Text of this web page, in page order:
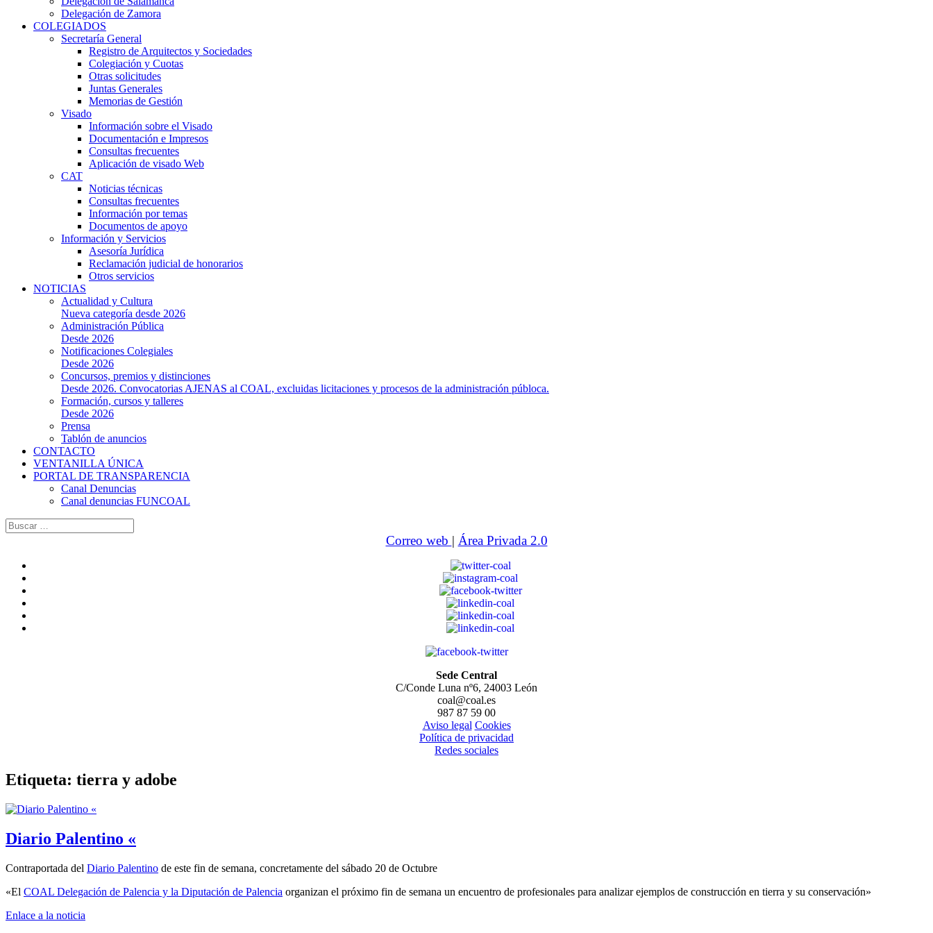
Delegación de Zamora
COLEGIADOS
Secretaría General
Registro de Arquitectos y Sociedades
Colegiación y Cuotas
Otras solicitudes
Juntas Generales
Memorias de Gestión
Visado
Información sobre el Visado
Documentación e Impresos
Consultas frecuentes
Aplicación de visado Web
CAT
Noticias técnicas
Consultas frecuentes
Información por temas
Documentos de apoyo
Información y Servicios
Asesoría Jurídica
Reclamación judicial de honorarios
Otros servicios
NOTICIAS
Actualidad y Cultura
Nueva categoría desde 2026
Administración Pública
Desde 2026
Notificaciones Colegiales
Desde 2026
Concursos, premios y distinciones
Desde 2026. Convocatorias AJENAS al COAL, excluidas licitaciones y procesos de la administración públoca.
Formación, cursos y talleres
Desde 2026
Prensa
Tablón de anuncios
CONTACTO
VENTANILLA ÚNICA
PORTAL DE TRANSPARENCIA
Canal Denuncias
Canal denuncias FUNCOAL
Buscar:
Correo web | Área Privada 2.0
Sede Central
C/Conde Luna nº6, 24003 León
coal@coal.es
987 87 59 00
Aviso legal Cookies
Política de privacidad
Redes sociales
Etiqueta: tierra y adobe
Diario Palentino «
Contraportada del Diario Palentino de este fin de semana, concretamente del sábado 20 de Octubre
«El COAL Delegación de Palencia y la Diputación de Palencia organizan el próximo fin de semana un encuentro de profesionales para analizar ejemplos de construcción en tierra y su conservación»
Enlace a la noticia